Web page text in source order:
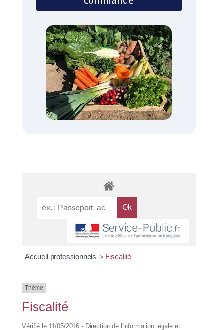
Accueil professionnels > Fiscalité
Thème
Fiscalité
Vérifié le 11/05/2016 - Direction de l'information légale et